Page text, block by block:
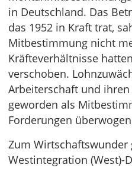
in Deutschland. Das
das 1952 in Kraft trat,
Mitbestimmung nicht
Kräfteverhältnisse
verschoben.
Arbeiterschaft und
geworden als
Forderungen
Zum Wirtschaftswunder
Westintegration (West)-